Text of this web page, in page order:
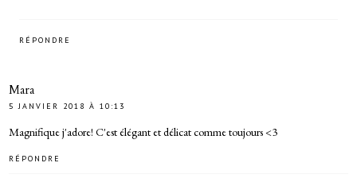
RÉPONDRE
Mara
5 JANVIER 2018 À 10:13
Magnifique j'adore! C'est élégant et délicat comme toujours <3
RÉPONDRE